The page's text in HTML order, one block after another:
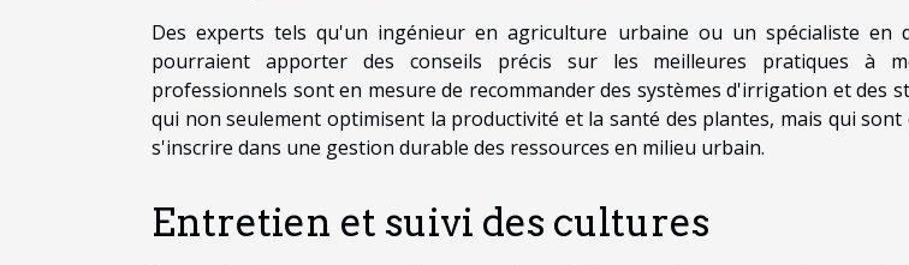
Des experts tels qu'un ingénieur en agriculture urbaine ou un spécialiste en
pourraient apporter des conseils précis sur les meilleures pratiques à
professionnels sont en mesure de recommander des systèmes d'irrigation et des
qui non seulement optimisent la productivité et la santé des plantes, mais qui
s'inscrire dans une gestion durable des ressources en milieu urbain.
Entretien et suivi des cultures